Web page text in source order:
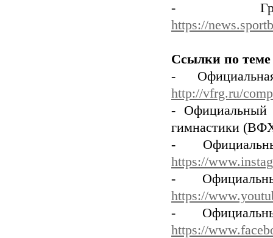
-
https://
Ссылки по теме
-
http://vfrg.ru/
- Официальный
гимнастики
-
https://
-
https://
-
https://